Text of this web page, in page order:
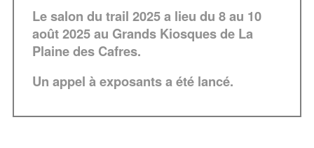
Salon du trail, du vélo et du sport
Programme
Plus d'infos A voir également
Le salon du trail 2025 a lieu du 8 au 10
août 2025 au Grands Kiosques de La
Plaine des Cafres.
Un appel à exposants a été lancé.